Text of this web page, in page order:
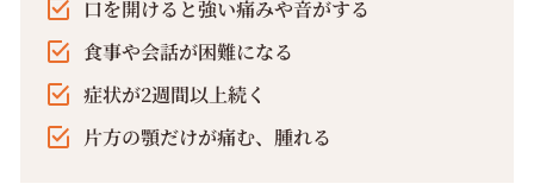
口を開けると強い痛みや音がする
食事や会話が困難になる
症状が2週間以上続く
片方の顎だけが痛む、腫れる